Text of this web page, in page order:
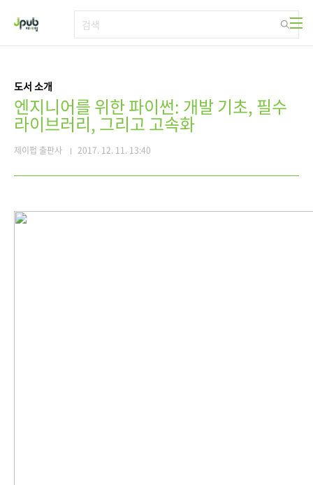
도서 소개
엔지니어를 위한 파이썬: 개발 기초, 필수
라이브러리, 그리고 고속화
제이펍 출판사 2017. 12. 11. 13:40